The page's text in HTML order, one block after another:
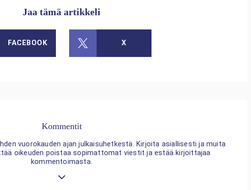
Jaa tämä artikkeli
FACEBOOK X
Kommentit
vuorokauden ajan julkaisuhetkestä. Kirjoita asiallisesti ja muita
oikeuden poistaa sopimattomat viestit ja estää kirjoittajaa
kommentoimasta.